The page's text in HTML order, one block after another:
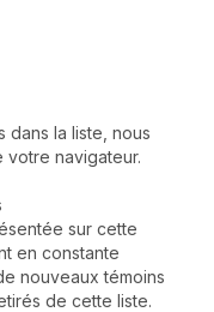
dans la liste, nous
votre navigateur.
sur cette
en constante
nouveaux témoins
de cette liste.